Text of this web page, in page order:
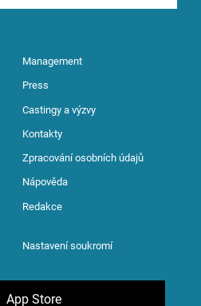
Management
Press
Castingy a výzvy
Kontakty
Zpracování osobních údajů
Nápověda
Redakce
Nastavení soukromí
App Store